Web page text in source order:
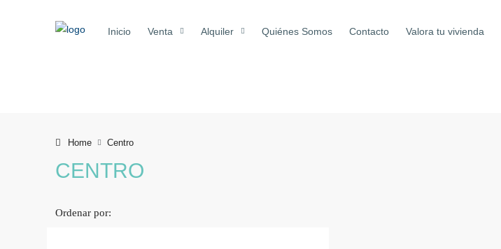
Inicio Venta Alquiler Quiénes Somos Contacto Valora tu vivienda
Home Centro
CENTRO
Ordenar por: